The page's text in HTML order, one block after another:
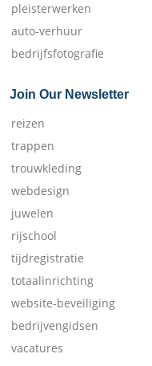
pleisterwerken
auto-verhuur
bedrijfsfotografie
Join Our Newsletter
reizen
trappen
trouwkleding
webdesign
juwelen
rijschool
tijdregistratie
totaalinrichting
website-beveiliging
bedrijvengidsen
vacatures